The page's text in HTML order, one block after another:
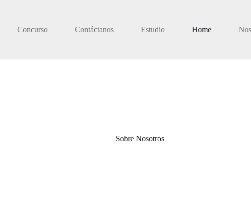
Concurso Contáctanos Estudio Home
Sobre Nosotros